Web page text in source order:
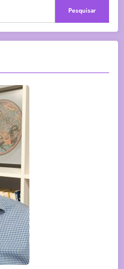
Pesquisar